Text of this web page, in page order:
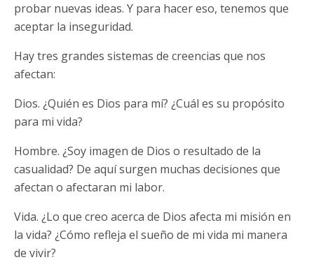
probar nuevas ideas. Y para hacer eso, tenemos que
aceptar la inseguridad.
Hay tres grandes sistemas de creencias que nos
afectan:
Dios. ¿Quién es Dios para mí? ¿Cuál es su propósito
para mi vida?
Hombre. ¿Soy imagen de Dios o resultado de la
casualidad? De aquí surgen muchas decisiones que
afectan o afectaran mi labor.
Vida. ¿Lo que creo acerca de Dios afecta mi misión en
la vida? ¿Cómo refleja el sueño de mi vida mi manera
de vivir?